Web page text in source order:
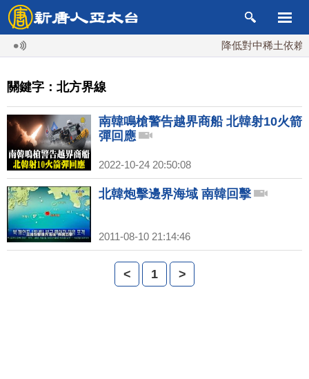
降低對中稀土依賴
關鍵字：北方界線
南韓鳴槍警告越界商船 北韓射10火箭
彈回應
2022-10-24 20:50:08
北韓炮擊邊界海域 南韓回擊
2011-08-10 21:14:46
< 1 >